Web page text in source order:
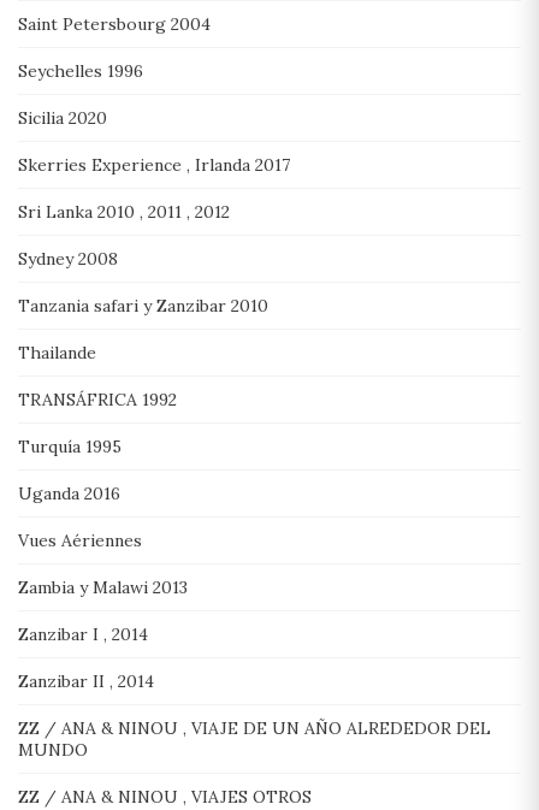
Saint Petersbourg 2004
Seychelles 1996
Sicilia 2020
Skerries Experience , Irlanda 2017
Sri Lanka 2010 , 2011 , 2012
Sydney 2008
Tanzania safari y Zanzibar 2010
Thailande
TRANSÁFRICA 1992
Turquía 1995
Uganda 2016
Vues Aériennes
Zambia y Malawi 2013
Zanzibar I , 2014
Zanzibar II , 2014
ZZ / ANA & NINOU , VIAJE DE UN AÑO ALREDEDOR DEL
MUNDO
ZZ / ANA & NINOU , VIAJES OTROS